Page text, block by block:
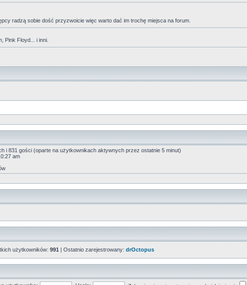
radzą sobie dość przyzwoicie więc warto dać im trochę miejsca na forum.
Pink Floyd... i inni.
i 831 gości (oparte na użytkownikach aktywnych przez ostatnie 5 minut)
am
użytkowników: 991 | Ostatnio zarejestrowany: drOctopus